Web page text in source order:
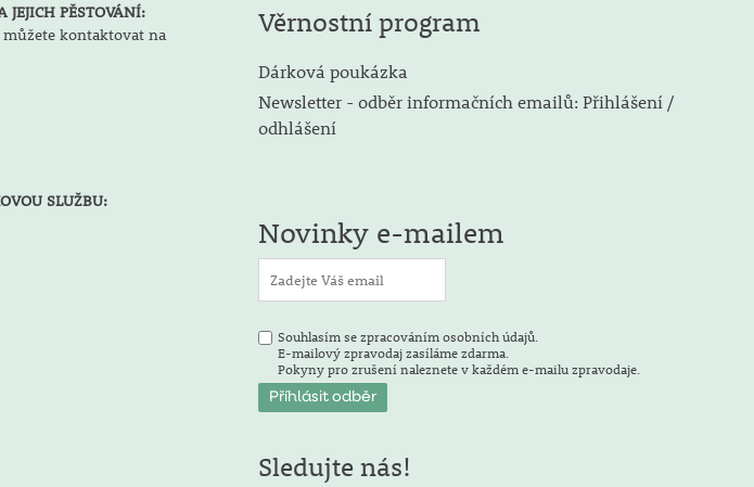
JEJICH PĚSTOVÁNÍ:
kontaktovat na
SLUŽBU:
Věrnostní program
Dárková poukázka
Newsletter - odběr informačních emailů: Přihlášení /
odhlášení
Novinky e-mailem
Souhlasím se zpracováním osobních údajů.
E-mailový zpravodaj zasíláme zdarma.
Pokyny pro zrušení naleznete v každém e-mailu zpravodaje.
Sledujte nás!